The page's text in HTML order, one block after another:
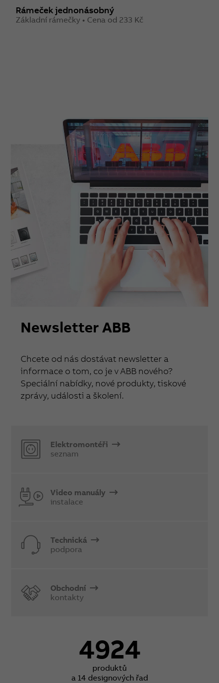
Rámeček jednonásobný
Základní rámečky • Cena od 233 Kč
Newsletter ABB
Chcete od nás dostávat newsletter a
informace o tom, co je v ABB nového?
Speciální nabídky, nové produkty, tiskové
zprávy, události a školení.
Elektromontéři
seznam
Video manuály
instalace
Technická
podpora
Obchodní
kontakty
4924
produktů
a 14 designových řad